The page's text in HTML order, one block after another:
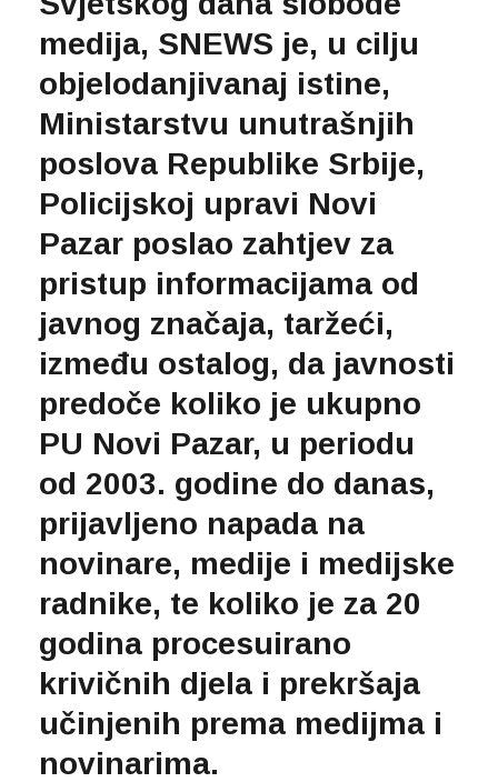
medija, SNEWS je, u cilju
objelodanjivanaj istine,
Ministarstvu unutrašnjih
poslova Republike Srbije,
Policijskoj upravi Novi
Pazar poslao zahtjev za
pristup informacijama od
javnog značaja, taržeći,
između ostalog, da javnosti
predoče koliko je ukupno
PU Novi Pazar, u periodu
od 2003. godine do danas,
prijavljeno napada na
novinare, medije i medijske
radnike, te koliko je za 20
godina procesuirano
krivičnih djela i prekršaja
učinjenih prema medijma i
novinarima.